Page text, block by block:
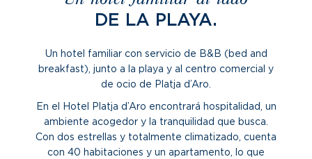
DE LA PLAYA.
Un hotel familiar con servicio de B&B (bed and
breakfast), junto a la playa y al centro comercial y
de ocio de Platja d’Aro.
En el Hotel Platja d’Aro encontrará hospitalidad, un
ambiente acogedor y la tranquilidad que busca.
Con dos estrellas y totalmente climatizado, cuenta
con 40 habitaciones y un apartamento, lo que